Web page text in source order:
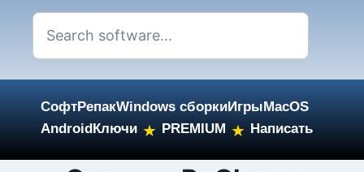
СофтРепакWindows сборкиИгрыMacOS
AndroidКлючи ★ PREMIUM ★ Написать